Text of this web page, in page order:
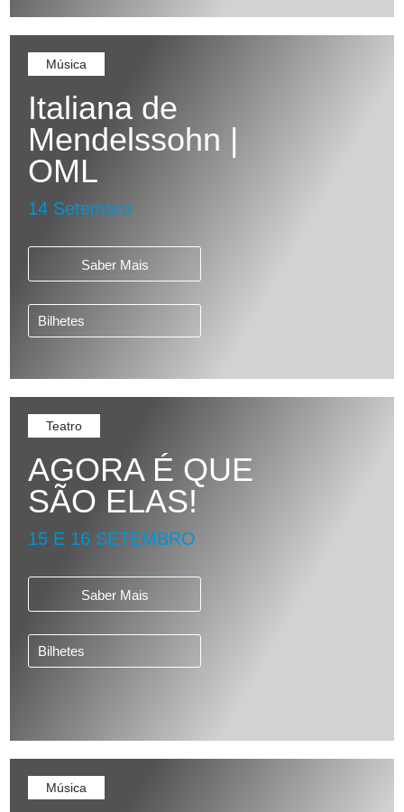
Música
Italiana de
Mendelssohn |
OML
14 Setembro
Saber Mais
Bilhetes
Teatro
AGORA É QUE
SÃO ELAS!
15 E 16 SETEMBRO
Saber Mais
Bilhetes
Música